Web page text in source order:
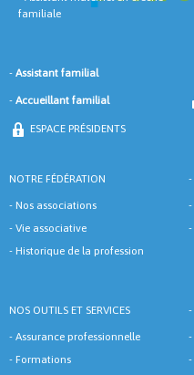
familiale
- Assistant familial
- Accueillant familial
ESPACE PRÉSIDENTS
NOTRE FÉDÉRATION -
- Nos associations -
- Vie associative -
- Historique de la profession
NOS OUTILS ET SERVICES -
- Assurance professionnelle -
- Formations -